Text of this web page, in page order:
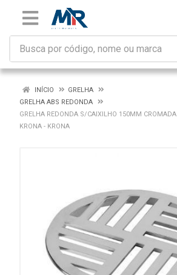
INÍCIO
GRELHA
GRELHA ABS REDONDA
GRELHA REDONDA S/CAIXILHO 150MM CROMADA
KRONA - KRONA